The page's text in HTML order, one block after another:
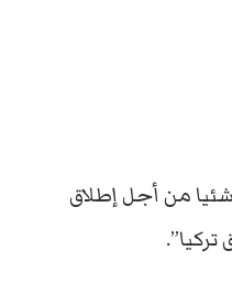
من أجل إطلاق